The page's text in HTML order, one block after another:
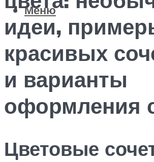
Меню
идеи,
красивых
и варианты
оформления
Цветовые